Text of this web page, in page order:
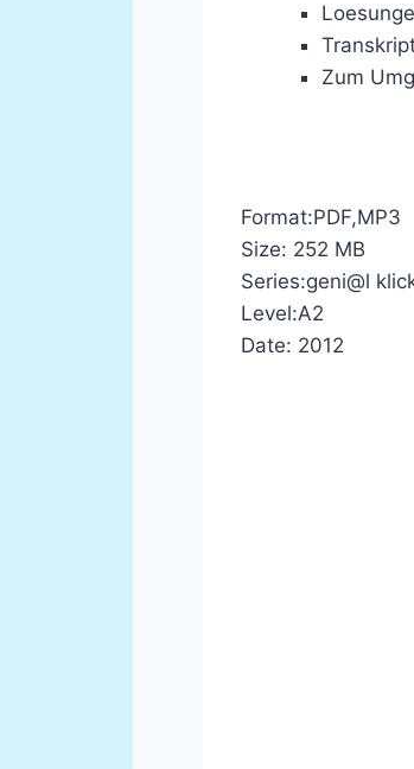
Zum
Format:PDF,MP3
Size: 252 MB
Series:geni@l
Level:A2
Date: 2012